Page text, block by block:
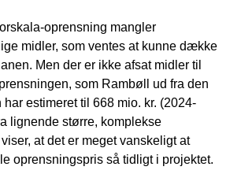
oprensning mangler
midler, som ventes at kunne dække
Men der er ikke afsat midler til
som Rambøll ud fra den
estimeret til 668 mio. kr. (2024-
lignende større, komplekse
at det er meget vanskeligt at
oprensningspris så tidligt i projektet.